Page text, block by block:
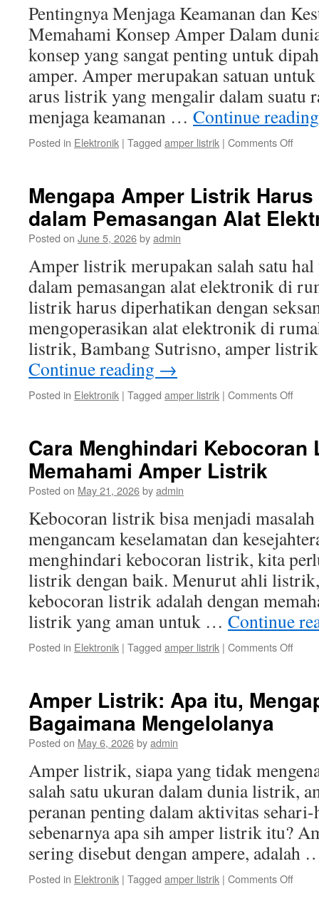
Pentingnya Menjaga Keamanan dan
Memahami Konsep Amper Dalam
konsep yang sangat penting untuk
amper. Amper merupakan satuan
arus listrik yang mengalir dalam suatu
menjaga keamanan … Continue
Posted in Elektronik | Tagged amper listrik | Comments Offon
Listrik
Mengapa Amper Listrik
dalam Pemasangan Alat
Posted on June 5, 2026byadmin
Amper listrik merupakan salah satu hal
dalam pemasangan alat elektronik di
listrik harus diperhatikan dengan
mengoperasikan alat elektronik di
listrik, Bambang Sutrisno, amper
Continue reading →
Posted in Elektronik | Tagged amper listrik | Comments Offon
Harus
di
Cara Menghindari
Memahami Amper Listrik
Posted on May 21, 2026byadmin
Kebocoran listrik bisa menjadi
mengancam keselamatan dan
menghindari kebocoran listrik, kita
listrik dengan baik. Menurut ahli
kebocoran listrik adalah dengan
listrik yang aman untuk … Continue
Posted in Elektronik | Tagged amper listrik | Comments Offon
Listrik
Amper Listrik: Apa itu,
Bagaimana Mengelolanya
Posted on May 6, 2026byadmin
Amper listrik, siapa yang tidak
salah satu ukuran dalam dunia listrik,
peranan penting dalam aktivitas
sebenarnya apa sih amper listrik itu?
sering disebut dengan ampere, adalah
Posted in Elektronik | Tagged amper listrik | Comments Offon